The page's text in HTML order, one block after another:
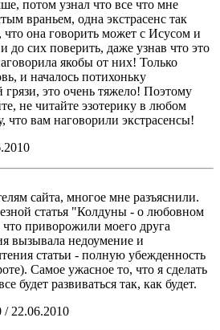
потом узнал что все что мне
враньем, одна экстрасенс так
что она говорить может с Исусом и
до сих поверить, даже узнав что это
якобы от них! Только
и началось потихоньку
грязи, это очень тяжело! Поэтому
не читайте эзотерику в любом
что вам наговорили экстрасенсы!
сайта, многое мне разъяснили.
статья "Колдуны - о любовном
приворожили моего друга
вызывала недоумение и
статьи - полную убежденность
Самое ужасное то, что я сделать
будет развиваться так, как будет.
/ 22.06.2010